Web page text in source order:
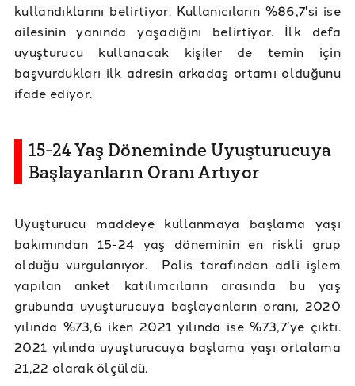
kullandıklarını belirtiyor. Kullanıcıların %86,7'si ise
ailesinin yanında yaşadığını belirtiyor. İlk defa
uyuşturucu kullanacak kişiler de temin için
başvurdukları ilk adresin arkadaş ortamı olduğunu
ifade ediyor.
15-24 Yaş Döneminde Uyuşturucuya
Başlayanların Oranı Artıyor
Uyuşturucu maddeye kullanmaya başlama yaşı
bakımından 15-24 yaş döneminin en riskli grup
olduğu vurgulanıyor. Polis tarafından adli işlem
yapılan anket katılımcıların arasında bu yaş
grubunda uyuşturucuya başlayanların oranı, 2020
yılında %73,6 iken 2021 yılında ise %73,7’ye çıktı.
2021 yılında uyuşturucuya başlama yaşı ortalama
21,22 olarak ölçüldü.